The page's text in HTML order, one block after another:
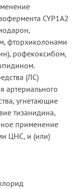
CYP1A2
фторхиколонами
рофекоксибом,
(ЛС)
угнетающие
тизанидина,
применение
ЦНС, и (или)